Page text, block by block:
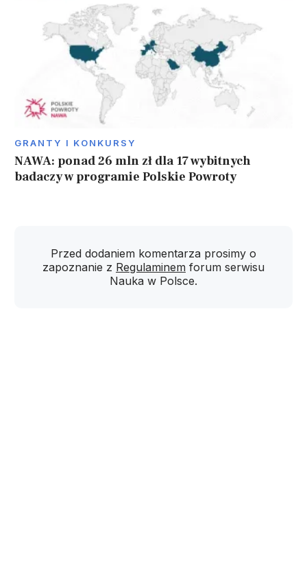
GRANTY I KONKURSY
NAWA: ponad 26 mln zł dla 17 wybitnych
badaczy w programie Polskie Powroty
Przed dodaniem komentarza prosimy o
zapoznanie z Regulaminem forum serwisu
Nauka w Polsce.